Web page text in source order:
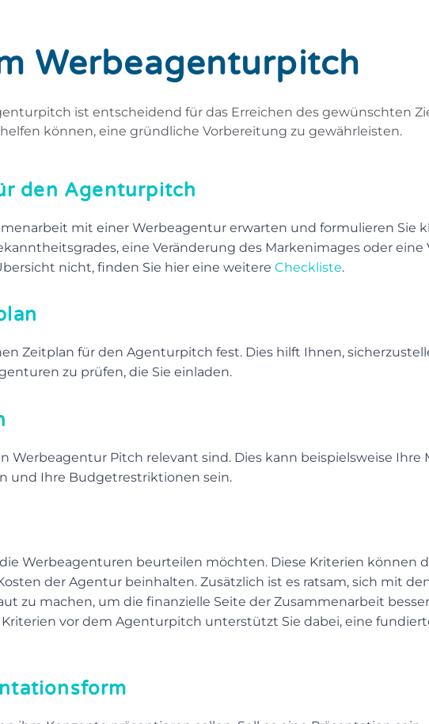
Werbeagenturpitch
ist entscheidend für das Erreichen des gewünschten
können, eine gründliche Vorbereitung zu gewährleisten.
den Agenturpitch
mit einer Werbeagentur erwarten und formulieren Sie
eine Veränderung des Markenimages oder eine
nicht, finden Sie hier eine weitere Checkliste.
Zeitplan für den Agenturpitch fest. Dies hilft Ihnen,
zu prüfen, die Sie einladen.
Werbeagentur Pitch relevant sind. Dies kann beispielsweise Ihre
und Ihre Budgetrestriktionen sein.
Werbeagenturen beurteilen möchten. Diese Kriterien können
der Agentur beinhalten. Zusätzlich ist es ratsam, sich mit
zu machen, um die finanzielle Seite der Zusammenarbeit
vor dem Agenturpitch unterstützt Sie dabei, eine